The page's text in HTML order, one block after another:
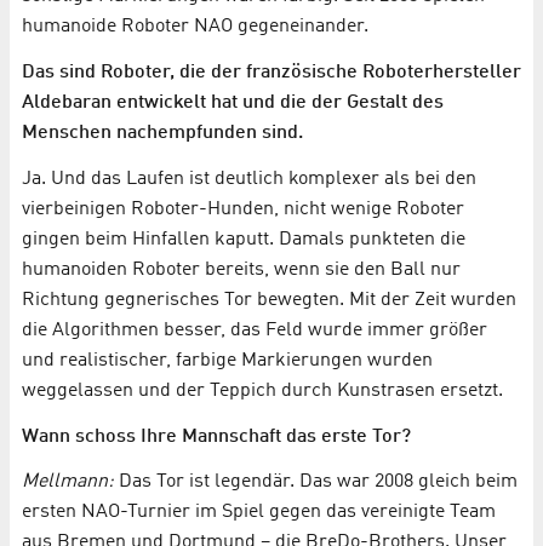
humanoide Roboter NAO gegeneinander.
Das sind Roboter, die der französische Roboterhersteller
Aldebaran entwickelt hat und die der Gestalt des
Menschen nachempfunden sind.
Ja. Und das Laufen ist deutlich komplexer als bei den
vierbeinigen Roboter-Hunden, nicht wenige Roboter
gingen beim Hinfallen kaputt. Damals punkteten die
humanoiden Roboter bereits, wenn sie den Ball nur
Richtung gegnerisches Tor bewegten. Mit der Zeit wurden
die Algorithmen besser, das Feld wurde immer größer
und realistischer, farbige Markierungen wurden
weggelassen und der Teppich durch Kunstrasen ersetzt.
Wann schoss Ihre Mannschaft das erste Tor?
Mellmann: Das Tor ist legendär. Das war 2008 gleich beim
ersten NAO-Turnier im Spiel gegen das vereinigte Team